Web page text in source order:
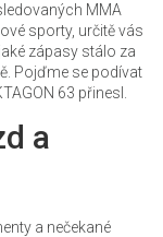
a
c
i
MMA
sporty, určitě vás
zápasy stálo za
Pojďme se podívat
63 přinesl.
a
a nečekané